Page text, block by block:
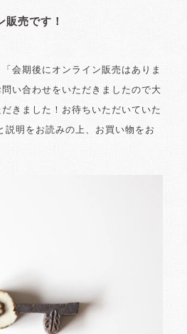
販売です！
会期後にオンライン販売はありま
い合わせをいただきましたので大
きました！お待ちいただいていた
説明をお読みの上、お買い物をお